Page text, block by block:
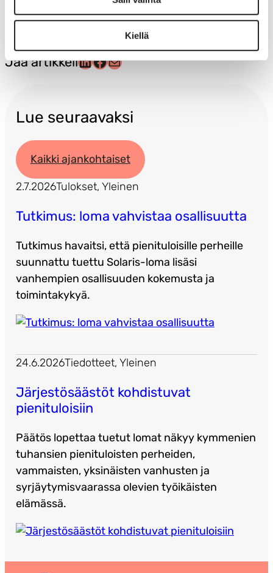
Kiellä
Nasy – Naiset Yhdessä ry
Jaa artikkeliLinkedIn
Facebook
Sähköposti
Lue seuraavaksi
Kaikki ajankohtaiset
2.7.2026Tulokset, Yleinen
Tutkimus: loma vahvistaa osallisuutta
Tutkimus havaitsi, että pienituloisille perheille
suunnattu tuettu Solaris-loma lisäsi
vanhempien osallisuuden kokemusta ja
toimintakykyä.
24.6.2026Tiedotteet, Yleinen
Järjestösäästöt kohdistuvat
pienituloisiin
Päätös lopettaa tuetut lomat näkyy kymmenien
tuhansien pienituloisten perheiden,
vammaisten, yksinäisten vanhusten ja
syrjäytymisvaarassa olevien työikäisten
elämässä.